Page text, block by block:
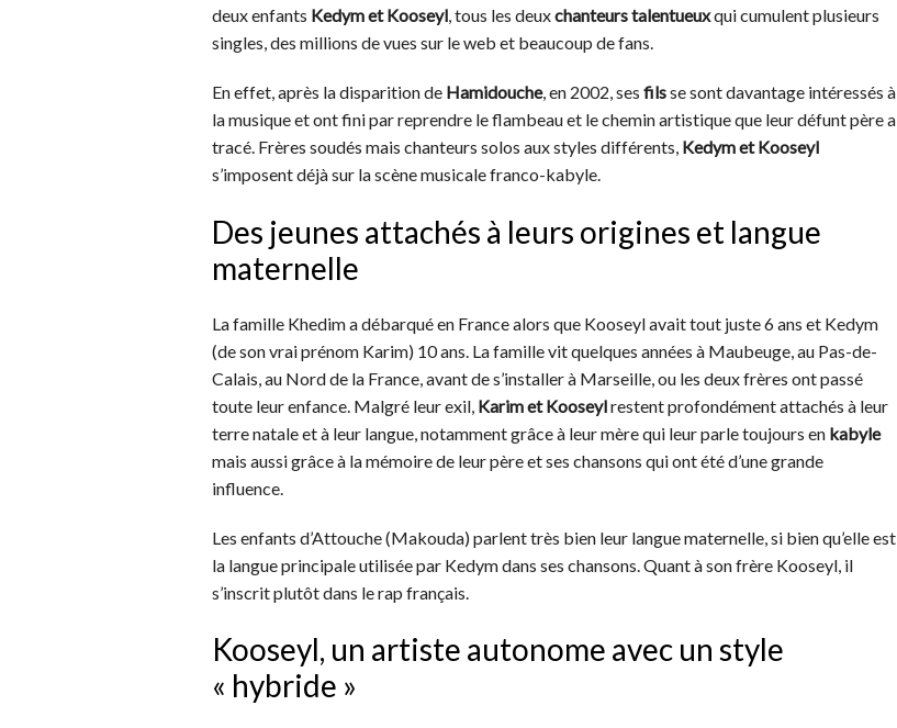
deux enfants Kedym et Kooseyl, tous les deuxchanteurs talentueuxqui cumulent plusieurs
singles, des millions de vues sur le web et beaucoup de fans.
En effet, après la disparition de Hamidouche, en 2002, ses filsse sont davantage intéressés à
la musique et ont fini par reprendre le flambeau et le chemin artistique que leur défunt père a
tracé. Frères soudés mais chanteurs solos aux styles différents, Kedym et Kooseyl
s’imposent déjà sur la scène musicale franco-kabyle.
Des jeunes attachés à leurs origines et langue
maternelle
La famille Khedim a débarqué en France alors que Kooseyl avait tout juste 6 ans et Kedym
(de son vrai prénom Karim) 10 ans. La famille vit quelques années à Maubeuge, au Pas-de-
Calais, au Nord de la France, avant de s’installer à Marseille, ou les deux frères ont passé
toute leur enfance. Malgré leur exil, Karim et Kooseylrestent profondément attachés à leur
terre natale et à leur langue, notamment grâce à leur mère qui leur parle toujours en kabyle
mais aussi grâce à la mémoire de leur père et ses chansons qui ont été d’une grande
influence.
Les enfants d’Attouche (Makouda) parlent très bien leur langue maternelle, si bien qu’elle est
la langue principale utilisée par Kedym dans ses chansons. Quant à son frère Kooseyl, il
s’inscrit plutôt dans le rap français.
Kooseyl, un artiste autonome avec un style
« hybride »